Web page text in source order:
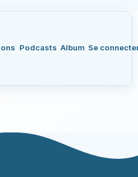
Podcasts Album Se